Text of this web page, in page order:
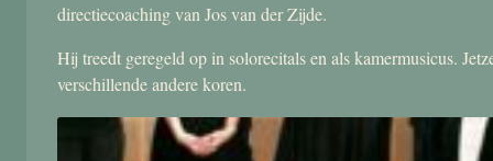
directiecoaching van Jos van der Zijde.
Hij treedt geregeld op in solorecitals en als kamermusicus.
verschillende andere koren.